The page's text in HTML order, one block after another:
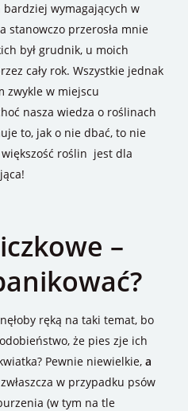
wymagających w
stanowczo przerosła mnie
był grudnik, u moich
cały rok. Wszystkie jednak
zwykle w miejscu
nasza wiedza o roślinach
to, jak o nie dbać, to nie
roślin jest dla
–
ręką na taki temat, bo
że pies zje ich
Pewnie niewielkie,a
w przypadku psów
(w tym na tle